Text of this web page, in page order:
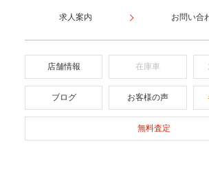
求人案内 お問い合
店舗情報 在庫車
ブログ お客様の声
無料査定